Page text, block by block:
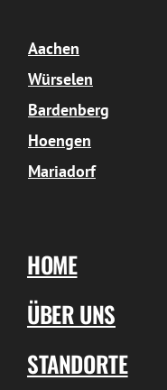
Aachen
Würselen
Bardenberg
Hoengen
Mariadorf
HOME
ÜBER UNS
STANDORTE